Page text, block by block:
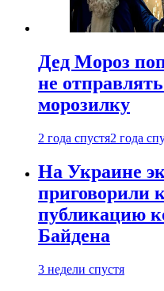
Дед Мороз
не
морозилку
2 года спустя2 года
На Украине
приговорили
публикацию
Байдена
3 недели спустя